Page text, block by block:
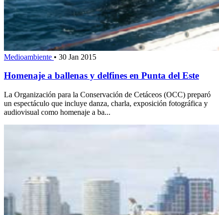
Medioambiente • 30 Jan 2015
Homenaje a ballenas y delfines en Punta del Este
La Organización para la Conservación de Cetáceos (OCC) preparó
un espectáculo que incluye danza, charla, exposición fotográfica y
audiovisual como homenaje a ba...